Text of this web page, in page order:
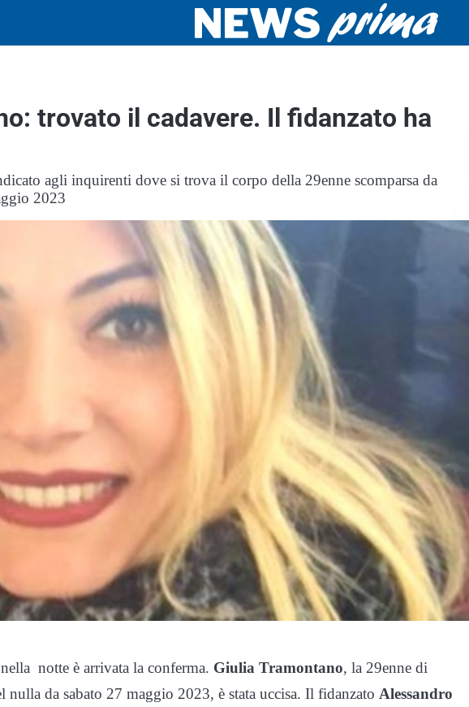
trovato il cadavere. Il fidanzato ha
agli inquirenti dove si trova il corpo della 29enne scomparsa da
2023
notte è arrivata la conferma. Giulia Tramontano, la 29enne di
nulla da sabato 27 maggio 2023, è stata uccisa. Il fidanzato Alessandro